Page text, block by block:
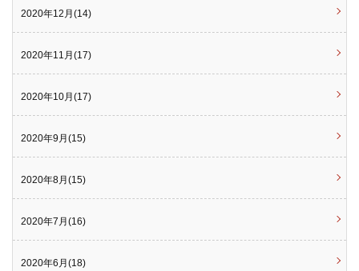
2020年12月(14)
2020年11月(17)
2020年10月(17)
2020年9月(15)
2020年8月(15)
2020年7月(16)
2020年6月(18)